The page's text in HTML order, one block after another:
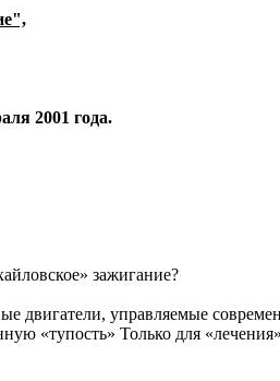
2001 года.
зажигание?
двигатели, управляемые
«тупость» Только для